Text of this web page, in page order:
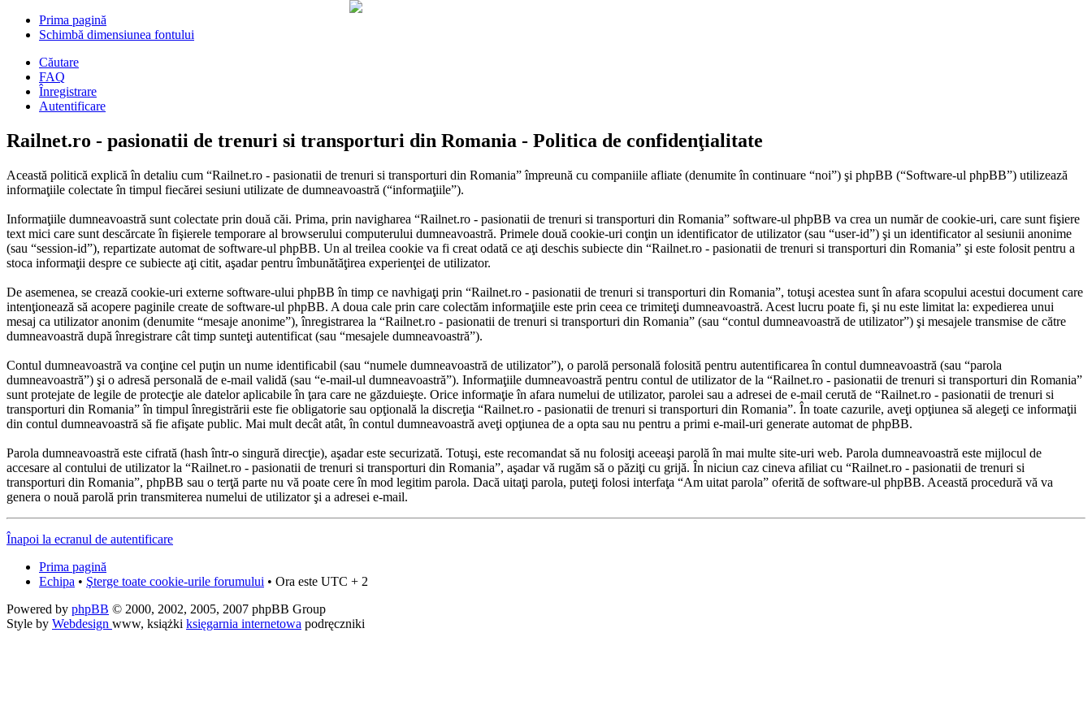
Prima pagină
Schimbă dimensiunea fontului
Căutare
FAQ
Înregistrare
Autentificare
Railnet.ro - pasionatii de trenuri si transporturi din Romania - Politica de confidenţialitate
Această politică explică în detaliu cum “Railnet.ro - pasionatii de trenuri si transporturi din Romania” împreună cu companiile afliate (denumite în continuare “noi”) şi phpBB (“Software-ul phpBB”) utilizează
informaţiile colectate în timpul fiecărei sesiuni utilizate de dumneavoastră (“informaţiile”).
Informaţiile dumneavoastră sunt colectate prin două căi. Prima, prin navigharea “Railnet.ro - pasionatii de trenuri si transporturi din Romania” software-ul phpBB va crea un număr de cookie-uri, care sunt fişiere
text mici care sunt descărcate în fişierele temporare al browserului computerului dumneavoastră. Primele două cookie-uri conţin un identificator de utilizator (sau “user-id”) şi un identificator al sesiunii anonime
(sau “session-id”), repartizate automat de software-ul phpBB. Un al treilea cookie va fi creat odată ce aţi deschis subiecte din “Railnet.ro - pasionatii de trenuri si transporturi din Romania” şi este folosit pentru a
stoca informaţii despre ce subiecte aţi citit, aşadar pentru îmbunătăţirea experienţei de utilizator.
De asemenea, se crează cookie-uri externe software-ului phpBB în timp ce navhigaţi prin “Railnet.ro - pasionatii de trenuri si transporturi din Romania”, totuşi acestea sunt în afara scopului acestui document care
intenţionează să acopere paginile create de software-ul phpBB. A doua cale prin care colectăm informaţiile este prin ceea ce trimiteţi dumneavoastră. Acest lucru poate fi, şi nu este limitat la: expedierea unui
mesaj ca utilizator anonim (denumite “mesaje anonime”), înregistrarea la “Railnet.ro - pasionatii de trenuri si transporturi din Romania” (sau “contul dumneavoastră de utilizator”) şi mesajele transmise de către
dumneavoastră după înregistrare cât timp sunteţi autentificat (sau “mesajele dumneavoastră”).
Contul dumneavoastră va conţine cel puţin un nume identificabil (sau “numele dumneavoastră de utilizator”), o parolă personală folosită pentru autentificarea în contul dumneavoastră (sau “parola
dumneavoastră”) şi o adresă personală de e-mail validă (sau “e-mail-ul dumneavoastră”). Informaţiile dumneavoastră pentru contul de utilizator de la “Railnet.ro - pasionatii de trenuri si transporturi din Romania”
sunt protejate de legile de protecţie ale datelor aplicabile în ţara care ne găzduieşte. Orice informaţie în afara numelui de utilizator, parolei sau a adresei de e-mail cerută de “Railnet.ro - pasionatii de trenuri si
transporturi din Romania” în timpul înregistrării este fie obligatorie sau opţională la discreţia “Railnet.ro - pasionatii de trenuri si transporturi din Romania”. În toate cazurile, aveţi opţiunea să alegeţi ce informaţii
din contul dumneavoastră să fie afişate public. Mai mult decât atât, în contul dumneavoastră aveţi opţiunea de a opta sau nu pentru a primi e-mail-uri generate automat de phpBB.
Parola dumneavoastră este cifrată (hash într-o singură direcţie), aşadar este securizată. Totuşi, este recomandat să nu folosiţi aceeaşi parolă în mai multe site-uri web. Parola dumneavoastră este mijlocul de
accesare al contului de utilizator la “Railnet.ro - pasionatii de trenuri si transporturi din Romania”, aşadar vă rugăm să o păziţi cu grijă. În niciun caz cineva afiliat cu “Railnet.ro - pasionatii de trenuri si
transporturi din Romania”, phpBB sau o terţă parte nu vă poate cere în mod legitim parola. Dacă uitaţi parola, puteţi folosi interfaţa “Am uitat parola” oferită de software-ul phpBB. Această procedură vă va
genera o nouă parolă prin transmiterea numelui de utilizator şi a adresei e-mail.
Înapoi la ecranul de autentificare
Prima pagină
Echipa • Şterge toate cookie-urile forumului • Ora este UTC + 2
Powered by phpBB © 2000, 2002, 2005, 2007 phpBB Group
Style by Webdesign www, książki księgarnia internetowa podręczniki